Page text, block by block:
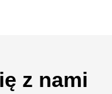
z nami